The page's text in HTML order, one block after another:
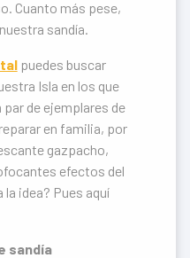
Cuanto más pese,
sandía.
puedes buscar
Isla en los que
de ejemplares de
en familia, por
gazpacho,
efectos del
idea? Pues aquí
sandía